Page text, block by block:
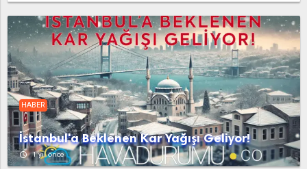
Hacıhasanoğlu Hamamözü İskilip
Kâmil Kargı Mecitözü
Ortaköy Osmancık Ovacıksuyu
Sungurlu Uğurludağ Abdullah
Acipinar Agacam Agcakoyun
HABER
İstanbul'a Beklenen Kar Yağışı Geliyor!
access_time 1 yıl önce